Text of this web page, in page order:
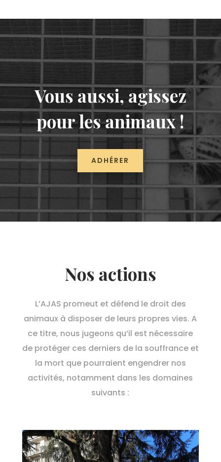
Vous aussi, agissez
pour les animaux !
ADHÉRER
Nos actions
L’AJAS promeut et défend le droit des
animaux à disposer de leurs propres vies. A
ce titre, nous jugeons qu’il est nécessaire
de protéger ces derniers de la souffrance et
la mort que pourraient engendrer nos
activités, notamment dans les domaines
suivants :